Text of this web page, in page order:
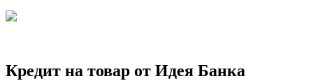
Кредит на товар от Идея Банка